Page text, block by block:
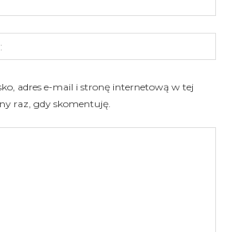
adres e-mail i stronę internetową w tej
raz, gdy skomentuję.